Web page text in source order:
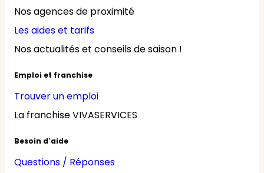
Nos agences de proximité
Les aides et tarifs
Nos actualités et conseils de saison !
Emploi et franchise
Trouver un emploi
La franchise VIVASERVICES
Besoin d'aide
Questions / Réponses